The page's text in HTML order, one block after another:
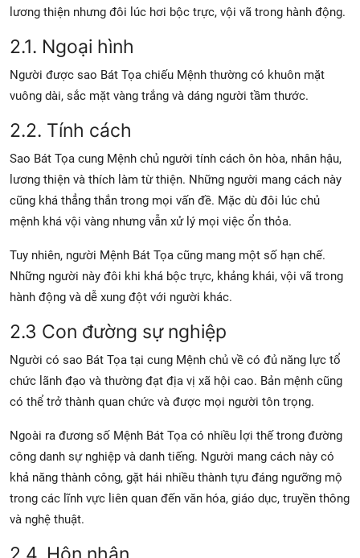
lương thiện nhưng đôi lúc hơi bộc trực, vội vã trong hành động.
2.1. Ngoại hình
Người được sao Bát Tọa chiếu Mệnh thường có khuôn mặt
vuông dài, sắc mặt vàng trắng và dáng người tầm thước.
2.2. Tính cách
Sao Bát Tọa cung Mệnh chủ người tính cách ôn hòa, nhân hậu,
lương thiện và thích làm từ thiện. Những người mang cách này
cũng khá thẳng thắn trong mọi vấn đề. Mặc dù đôi lúc chủ
mệnh khá vội vàng nhưng vẫn xử lý mọi việc ổn thỏa.
Tuy nhiên, người Mệnh Bát Tọa cũng mang một số hạn chế.
Những người này đôi khi khá bộc trực, khảng khái, vội vã trong
hành động và dễ xung đột với người khác.
2.3 Con đường sự nghiệp
Người có sao Bát Tọa tại cung Mệnh chủ về có đủ năng lực tổ
chức lãnh đạo và thường đạt địa vị xã hội cao. Bản mệnh cũng
có thể trở thành quan chức và được mọi người tôn trọng.
Ngoài ra đương số Mệnh Bát Tọa có nhiều lợi thế trong đường
công danh sự nghiệp và danh tiếng. Người mang cách này có
khả năng thành công, gặt hái nhiều thành tựu đáng ngưỡng mộ
trong các lĩnh vực liên quan đến văn hóa, giáo dục, truyền thông
và nghệ thuật.